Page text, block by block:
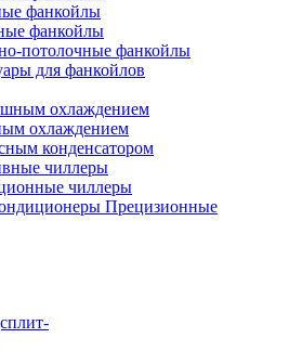
фанкойлы
фанкойлы
потолочные фанкойлы
для фанкойлов
охлаждением
охлаждением
конденсатором
чиллеры
чиллеры
Прецизионные